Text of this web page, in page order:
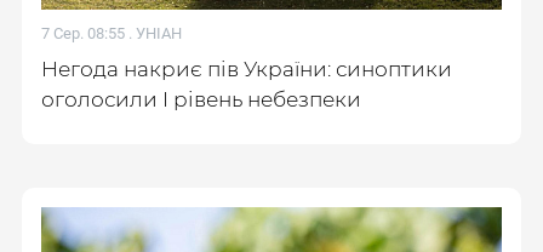
7 Сер. 08:55 . УНІАН
Негода накриє пів України: синоптики
оголосили І рівень небезпеки